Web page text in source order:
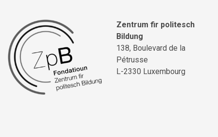
Zentrum fir politesch
Bildung
138, Boulevard de la
Pétrusse
L-2330 Luxembourg